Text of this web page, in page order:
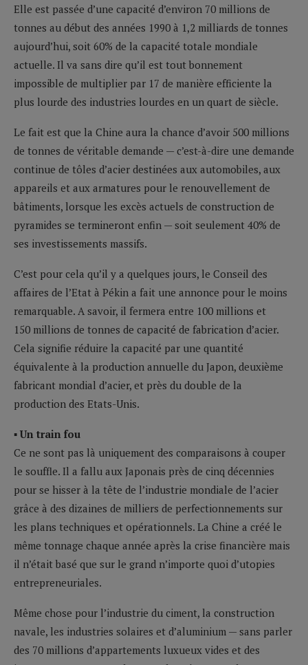
Elle est passée d’une capacité d’environ 70 millions de
tonnes au début des années 1990 à 1,2 milliards de tonnes
aujourd’hui, soit 60% de la capacité totale mondiale
actuelle. Il va sans dire qu’il est tout bonnement
impossible de multiplier par 17 de manière efficiente la
plus lourde des industries lourdes en un quart de siècle.
Le fait est que la Chine aura la chance d’avoir 500 millions
de tonnes de véritable demande — c’est-à-dire une demande
continue de tôles d’acier destinées aux automobiles, aux
appareils et aux armatures pour le renouvellement de
bâtiments, lorsque les excès actuels de construction de
pyramides se termineront enfin — soit seulement 40% de
ses investissements massifs.
C’est pour cela qu’il y a quelques jours, le Conseil des
affaires de l’Etat à Pékin a fait une annonce pour le moins
remarquable. A savoir, il fermera entre 100 millions et
150 millions de tonnes de capacité de fabrication d’acier.
Cela signifie réduire la capacité par une quantité
équivalente à la production annuelle du Japon, deuxième
fabricant mondial d’acier, et près du double de la
production des Etats-Unis.
▪ Un train fou
Ce ne sont pas là uniquement des comparaisons à couper
le souffle. Il a fallu aux Japonais près de cinq décennies
pour se hisser à la tête de l’industrie mondiale de l’acier
grâce à des dizaines de milliers de perfectionnements sur
les plans techniques et opérationnels. La Chine a créé le
même tonnage chaque année après la crise financière mais
il n’était basé que sur le grand n’importe quoi d’utopies
entrepreneuriales.
Même chose pour l’industrie du ciment, la construction
navale, les industries solaires et d’aluminium — sans parler
des 70 millions d’appartements luxueux vides et des